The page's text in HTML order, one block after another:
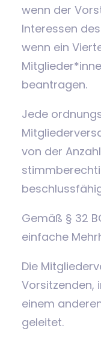
wenn der
Interessen
wenn ein
beantragen.
Jede
von der
Gemäß § 32
einfache
Die
Vorsitzenden,
einem
geleitet.